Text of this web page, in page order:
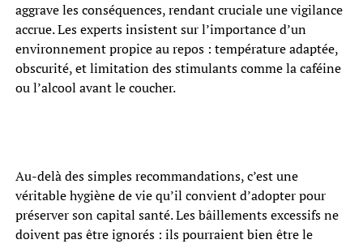
aggrave les conséquences, rendant cruciale une vigilance
accrue. Les experts insistent sur l’importance d’un
environnement propice au repos : température adaptée,
obscurité, et limitation des stimulants comme la caféine
ou l’alcool avant le coucher.
Au-delà des simples recommandations, c’est une
véritable hygiène de vie qu’il convient d’adopter pour
préserver son capital santé. Les bâillements excessifs ne
doivent pas être ignorés : ils pourraient bien être le